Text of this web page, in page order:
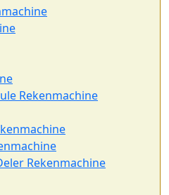
Rekenmachine
Rekenmachine